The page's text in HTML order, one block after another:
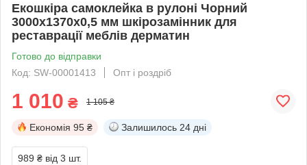
Екошкіра самоклейка в рулоні Чорний
3000х1370х0,5 мм шкірозамінник для
реставрації меблів дерматин
Готово до відправки
Код: SW-00001413
Опт і роздріб
1 010 ₴ 1 105 ₴
Економія 95 ₴ Залишилось 24 дні
989 ₴ від 3 шт.